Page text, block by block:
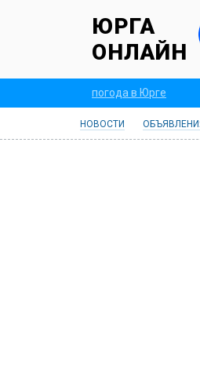
ЮРГА
ОНЛАЙН
погода в Юрге
НОВОСТИ